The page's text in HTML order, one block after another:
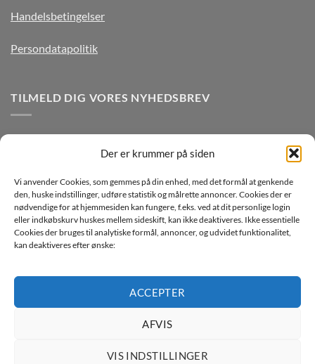
Der er krummer på siden
Vi anvender Cookies, som gemmes på din enhed, med det formål at genkende
den, huske indstillinger, udføre statistik og målrette annoncer. Cookies der er
nødvendige for at hjemmesiden kan fungere, f.eks. ved at dit personlige login
eller indkøbskurv huskes mellem sideskift, kan ikke deaktiveres. Ikke essentielle
Cookies der bruges til analytiske formål, annoncer, og udvidet funktionalitet,
kan deaktiveres efter ønske:
ACCEPTER
AFVIS
VIS INDSTILLINGER
Handelsbetingelser
Persondatapolitik
TILMELD DIG VORES NYHEDSBREV
Jeg ønsker at modtage mails fra TJdata!
Copyright 2026 © TJdata ApS